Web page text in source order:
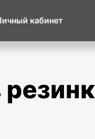
кабинет